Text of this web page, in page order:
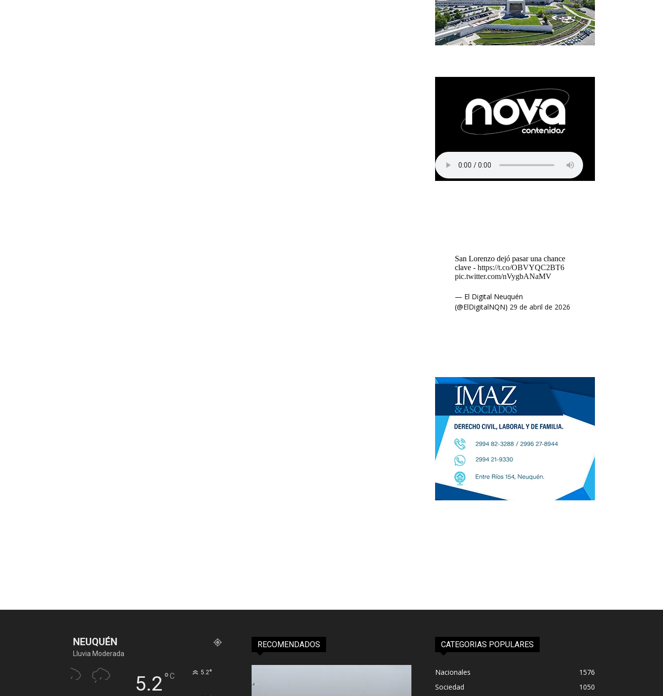
San Lorenzo dejó pasar una chance
clave - https://t.co/OBVYQC2BT6
pic.twitter.com/nVygbANaMV
— El Digital Neuquén
(@ElDigitalNQN) 29 de abril de 2026
NEUQUÉN
Lluvia Moderada
5.2°C 5.2°
RECOMENDADOS CATEGORIAS POPULARES
Nacionales
1576
Sociedad
1050